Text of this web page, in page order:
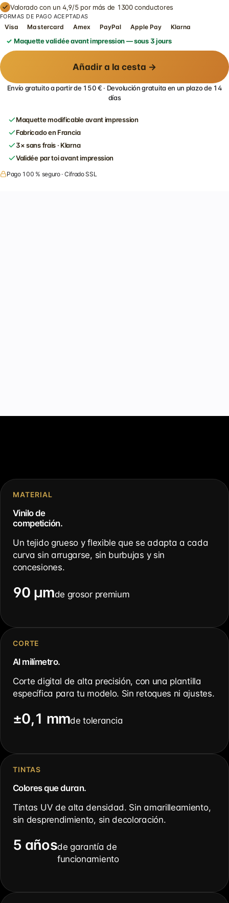
Valorado con un 4,9/5 por más de 1300 conductores
FORMAS DE PAGO ACEPTADAS
Visa Mastercard Amex PayPal Apple Pay Klarna
Maquette validée avant impression — sous 3 jours
Añadir a la cesta →
Envío gratuito a partir de 150 € · Devolución gratuita en un plazo de 14
días
Maquette modificable avant impression
Fabricado en Francia
3× sans frais · Klarna
Validée par toi avant impression
Pago 100 % seguro · Cifrado SSL
MATERIAL
Vinilo de
competición.
Un tejido grueso y flexible que se adapta a cada
curva sin arrugarse, sin burbujas y sin
concesiones.
90 µmde grosor premium
CORTE
Al milímetro.
Corte digital de alta precisión, con una plantilla
específica para tu modelo. Sin retoques ni ajustes.
±0,1 mmde tolerancia
TINTAS
Colores que duran.
Tintas UV de alta densidad. Sin amarilleamiento,
sin desprendimiento, sin decoloración.
5 añosde garantía de
funcionamiento